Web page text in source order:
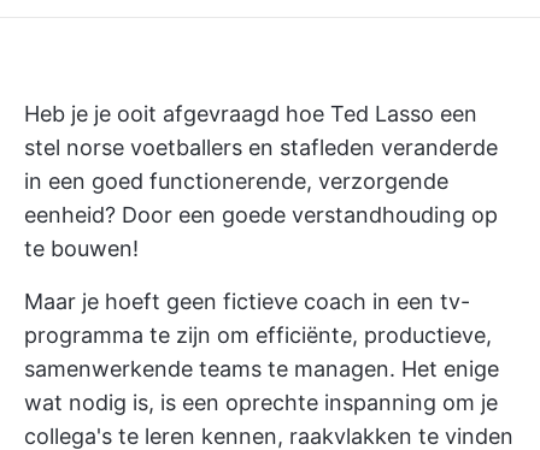
Heb je je ooit afgevraagd hoe Ted Lasso een
stel norse voetballers en stafleden veranderde
in een goed functionerende, verzorgende
eenheid? Door een goede verstandhouding op
te bouwen!
Maar je hoeft geen fictieve coach in een tv-
programma te zijn om efficiënte, productieve,
samenwerkende teams te managen. Het enige
wat nodig is, is een oprechte inspanning om je
collega's te leren kennen, raakvlakken te vinden